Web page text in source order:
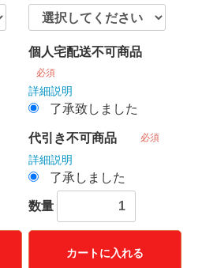
個人宅配送不可商品
必須
詳細説明
了承致しました
代引き不可商品 必須
詳細説明
了承しました
数量
カートに入れる